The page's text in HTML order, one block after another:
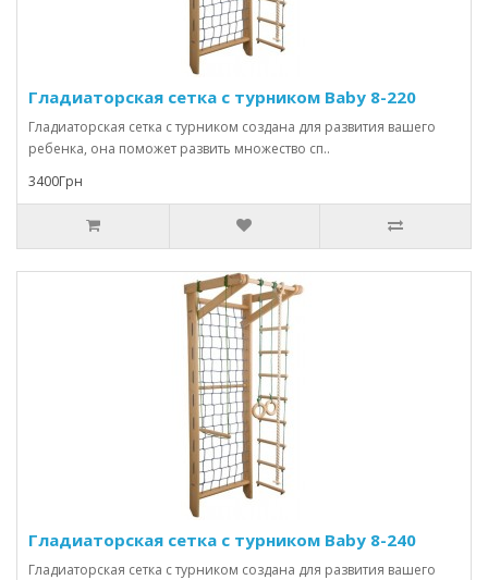
Гладиаторская сетка с турником Baby 8-220
Гладиаторская сетка с турником создана для развития вашего
ребенка, она поможет развить множество сп..
3400Грн
Гладиаторская сетка с турником Baby 8-240
Гладиаторская сетка с турником создана для развития вашего